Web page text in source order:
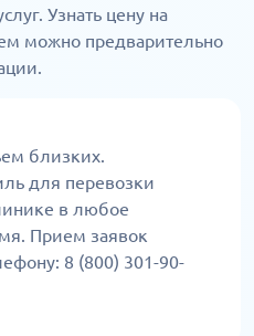
Узнать цену на
можно предварительно
близких.
для перевозки
в любое
Прием заявок
8 (800) 301-90-